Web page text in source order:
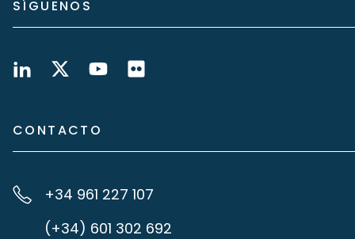
SÍGUENOS
CONTACTO
+34 961 227 107
(+34) 601 302 692